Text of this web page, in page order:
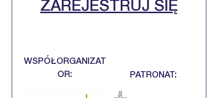
ZAREJESTRUJ SIĘ
WSPÓŁORGANIZAT
OR:
PATRONAT: